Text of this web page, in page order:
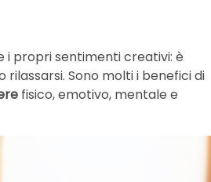
i propri sentimenti creativi: è
Sono molti i benefici di
fisico, emotivo, mentale e